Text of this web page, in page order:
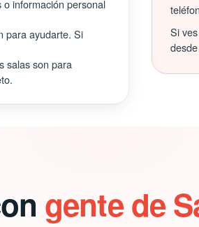
o información personal
para ayudarte. Si
salas son para
Si
gente de